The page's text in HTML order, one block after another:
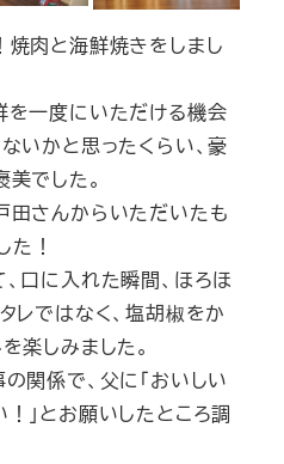
肉と海鮮焼きをしまし
を一度にいただける機会
いかと思ったくらい、豪
でした。
田さんからいただいたも
た！
口に入れた瞬間、ほろほ
レではなく、塩胡椒をか
楽しみました。
関係で、父に「おいしい
」とお願いしたところ調